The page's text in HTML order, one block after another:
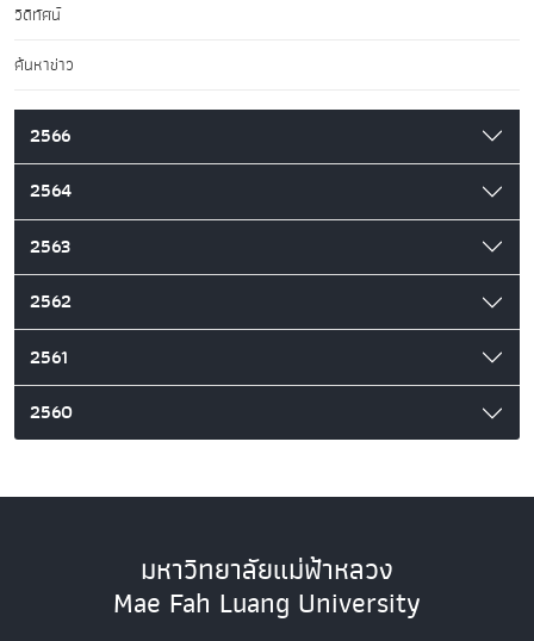
วิดีทัศน์
ค้นหาข่าว
2566
2564
2563
2562
2561
2560
มหาวิทยาลัยแม่ฟ้าหลวง
Mae Fah Luang University